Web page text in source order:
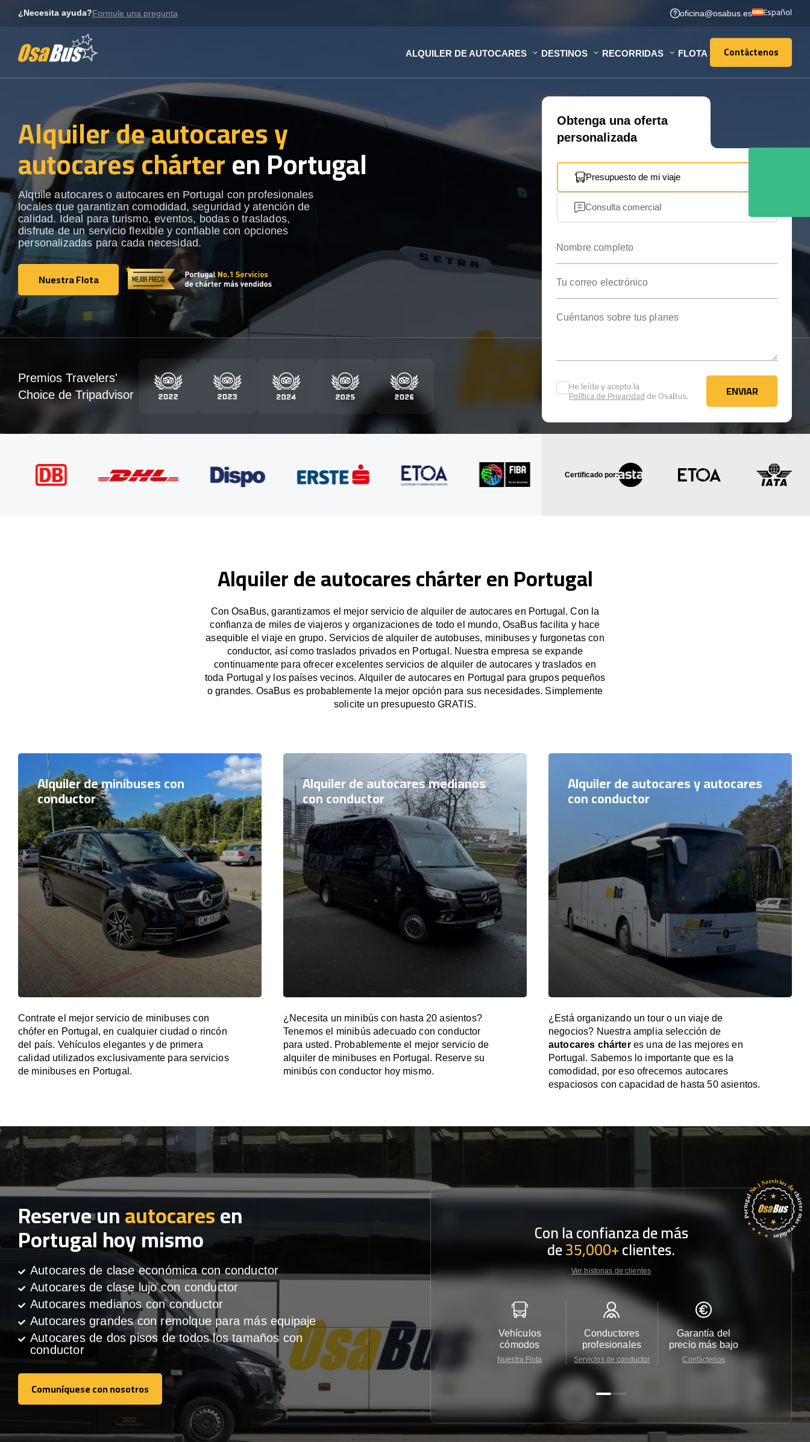
¿Necesita ayuda?Formule una pregunta oficina@osabus.es Español
ALQUILER DE AUTOCARES DESTINOS RECORRIDAS FLOTA Contáctenos
Contáctenos
Alquiler de autocares y
autocares chárteren Portugal
Alquile autocares o autocares en Portugal con profesionales
locales que garantizan comodidad, seguridad y atención de
calidad. Ideal para turismo, eventos, bodas o traslados,
disfrute de un servicio flexible y confiable con opciones
personalizadas para cada necesidad.
Nuestra Flota
Nuestra Flota
Obtenga una oferta
personalizada
Presupuesto de mi viaje
Consulta comercial
He leído y acepto la
Política de Privacidadde OsaBus. ENVIAR
ENVIAR
Premios Travelers'
Choice de Tripadvisor
Certificado por:
Alquiler de autocares chárter en Portugal
Con OsaBus, garantizamos el mejor servicio de alquiler de autocares en Portugal. Con la
confianza de miles de viajeros y organizaciones de todo el mundo, OsaBus facilita y hace
asequible el viaje en grupo. Servicios de alquiler de autobuses, minibuses y furgonetas con
conductor, así como traslados privados en Portugal. Nuestra empresa se expande
continuamente para ofrecer excelentes servicios de alquiler de autocares y traslados en
toda Portugal y los países vecinos. Alquiler de autocares en Portugal para grupos pequeños
o grandes. OsaBus es probablemente la mejor opción para sus necesidades. Simplemente
solicite un presupuesto GRATIS.
Alquiler de minibuses con
conductor
Contrate el mejor servicio de minibuses con
chófer en Portugal, en cualquier ciudad o rincón
del país. Vehículos elegantes y de primera
calidad utilizados exclusivamente para servicios
de minibuses en Portugal.
Alquiler de autocares medianos
con conductor
¿Necesita un minibús con hasta 20 asientos?
Tenemos el minibús adecuado con conductor
para usted. Probablemente el mejor servicio de
alquiler de minibuses en Portugal. Reserve su
minibús con conductor hoy mismo.
Alquiler de autocares y autocares
con conductor
¿Está organizando un tour o un viaje de
negocios? Nuestra amplia selección de
autocares chárteres una de las mejores en
Portugal. Sabemos lo importante que es la
comodidad, por eso ofrecemos autocares
espaciosos con capacidad de hasta 50 asientos.
Reserve unautocaresen
Portugal hoy mismo
Autocares de clase económica con conductor
Autocares de clase lujo con conductor
Autocares medianos con conductor
Autocares grandes con remolque para más equipaje
Autocares de dos pisos de todos los tamaños con
conductor
Comuníquese con nosotros
Comuníquese con nosotros
Con la confianza de más
de35,000+clientes.
Ver historias de clientes
Vehículos
cómodos
Nuestra Flota
Conductores
profesionales
Servicios de conductor
Garantía del
precio más bajo
Contáctenos